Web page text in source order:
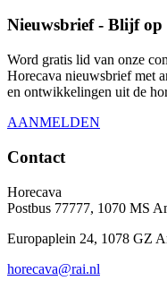
Nieuwsbrief - Blijf op
Word gratis lid van onze
Horecava nieuwsbrief met
en ontwikkelingen uit de
AANMELDEN
Contact
Horecava
Postbus 77777, 1070 MS
Europaplein 24, 1078 GZ
horecava@rai.nl